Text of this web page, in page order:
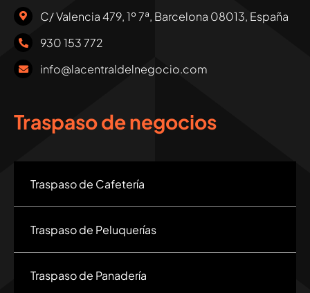
C/ Valencia 479, 1º 7ª, Barcelona 08013, España
930 153 772
info@lacentraldelnegocio.com
Traspaso de negocios
Traspaso de Cafetería
Traspaso de Peluquerías
Traspaso de Panadería